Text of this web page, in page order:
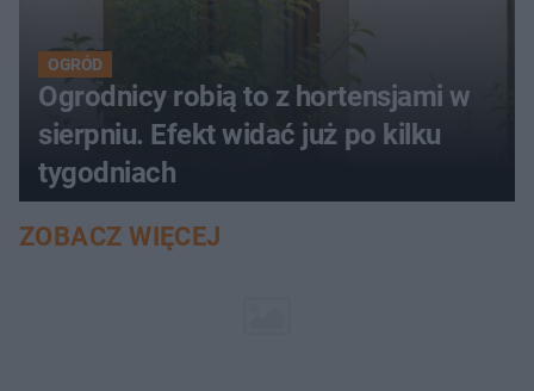
OGRÓD
Ogrodnicy robią to z hortensjami w
sierpniu. Efekt widać już po kilku
tygodniach
ZOBACZ WIĘCEJ